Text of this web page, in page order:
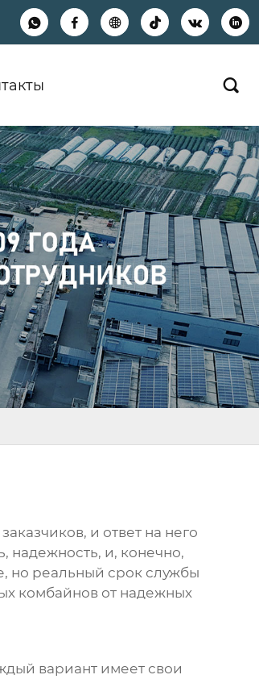
     

и ответ на него
надежность, и, конечно,
но реальный срок службы
комбайновот надежных
вариант имеет свои